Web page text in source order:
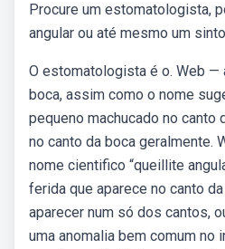
Procure um estomatologista,
angular ou até mesmo um
O estomatologista é o. Web —
boca, assim como o nome
pequeno machucado no canto
no canto da boca geralmente.
nome cientifico “queillite
ferida que aparece no canto
aparecer num só dos cantos,
uma anomalia bem comum no